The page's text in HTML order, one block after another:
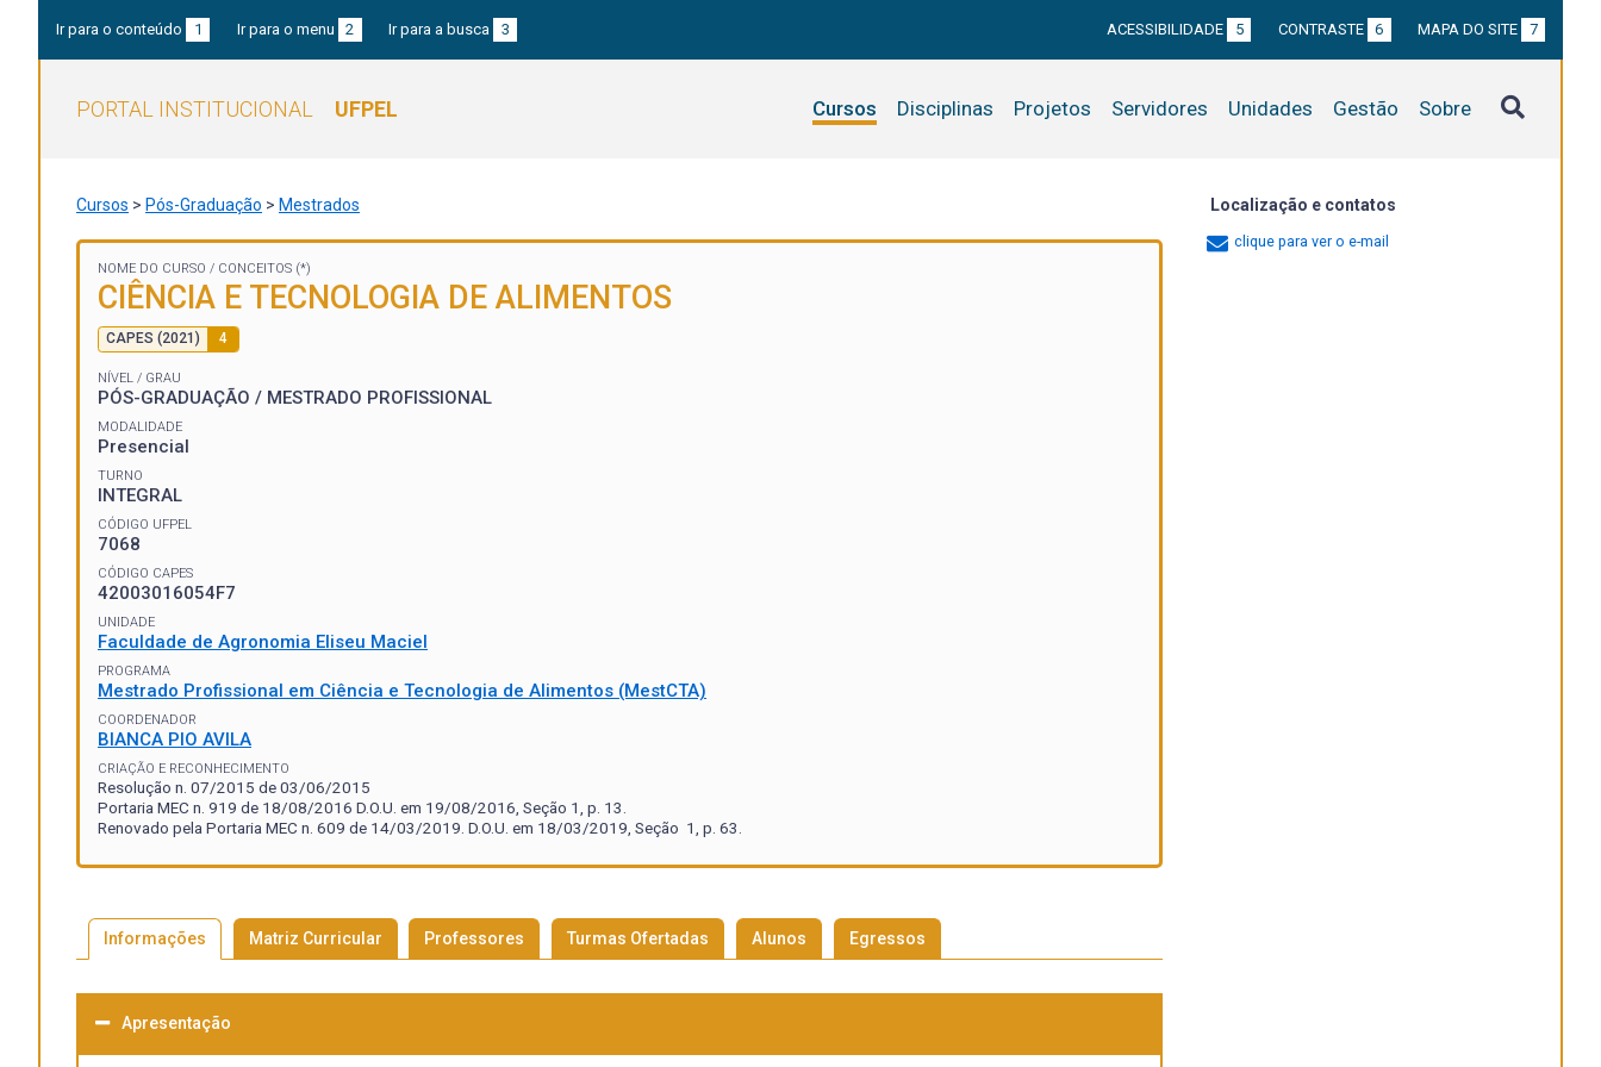
Ir para o conteúdo 1 Ir para o menu 2 Ir para a busca 3 ACESSIBILIDADE 5 CONTRASTE 6 MAPA DO SITE 7
PORTAL INSTITUCIONAL UFPEL Cursos Disciplinas Projetos Servidores Unidades Gestão Sobre
Cursos > Pós-Graduação > Mestrados
NOME DO CURSO / CONCEITOS (*)
CIÊNCIA E TECNOLOGIA DE ALIMENTOS
CAPES (2021) 4
NÍVEL / GRAU
PÓS-GRADUAÇÃO / MESTRADO PROFISSIONAL
MODALIDADE
Presencial
TURNO
INTEGRAL
CÓDIGO UFPEL
7068
CÓDIGO CAPES
42003016054F7
UNIDADE
Faculdade de Agronomia Eliseu Maciel
PROGRAMA
Mestrado Profissional em Ciência e Tecnologia de Alimentos (MestCTA)
COORDENADOR
BIANCA PIO AVILA
CRIAÇÃO E RECONHECIMENTO
Resolução n. 07/2015 de 03/06/2015
Portaria MEC n. 919 de 18/08/2016 D.O.U. em 19/08/2016, Seção 1, p. 13.
Renovado pela Portaria MEC n. 609 de 14/03/2019. D.O.U. em 18/03/2019, Seção 1, p. 63.
Informações Matriz Curricular Professores Turmas Ofertadas Alunos Egressos
Apresentação
Localização e contatos
clique para ver o e-mail